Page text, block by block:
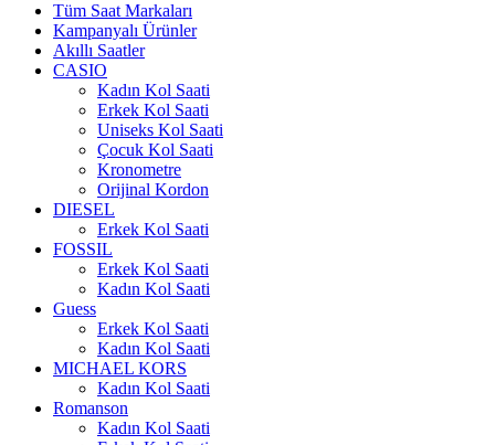
Tüm Saat Markaları
Kampanyalı Ürünler
Akıllı Saatler
CASIO
Kadın Kol Saati
Erkek Kol Saati
Uniseks Kol Saati
Çocuk Kol Saati
Kronometre
Orijinal Kordon
DIESEL
Erkek Kol Saati
FOSSIL
Erkek Kol Saati
Kadın Kol Saati
Guess
Erkek Kol Saati
Kadın Kol Saati
MICHAEL KORS
Kadın Kol Saati
Romanson
Kadın Kol Saati